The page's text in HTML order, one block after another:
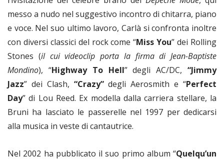
messo a nudo nel suggestivo incontro di chitarra, piano
e voce. Nel suo ultimo lavoro, Carlà si confronta inoltre
con diversi classici del rock come “Miss You” dei Rolling
Stones (il cui videoclip porta la firma di Jean-Baptiste
Mondino), “Highway To Hell” degli AC/DC,“Jimmy
Jazz” dei Clash, “Crazy”degli Aerosmith e “Perfect
Day” di Lou Reed. Ex modella dalla carriera stellare, la
Bruni ha lasciato le passerelle nel 1997 per dedicarsi
alla musica in veste di cantautrice.
Nel 2002 ha pubblicato il suo primo album “Quelqu’un